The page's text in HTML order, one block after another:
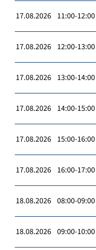
17.08.2026 11:00-12:00
17.08.2026 12:00-13:00
17.08.2026 13:00-14:00
17.08.2026 14:00-15:00
17.08.2026 15:00-16:00
17.08.2026 16:00-17:00
18.08.2026 08:00-09:00
18.08.2026 09:00-10:00